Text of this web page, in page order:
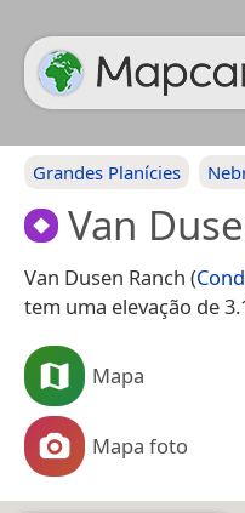
Grandes Planícies
Van
Van Dusen Ranch (
tem uma elevação de
Mapa
Mapa foto